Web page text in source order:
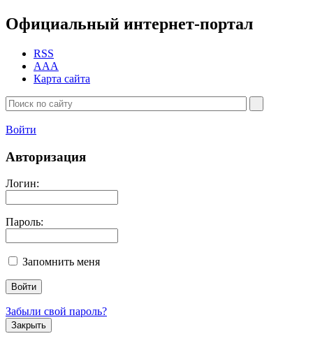
Официальный интернет-портал
RSS
AAA
Карта сайта
Войти
Авторизация
Логин:
Пароль:
Запомнить меня
Забыли свой пароль?
Закрыть